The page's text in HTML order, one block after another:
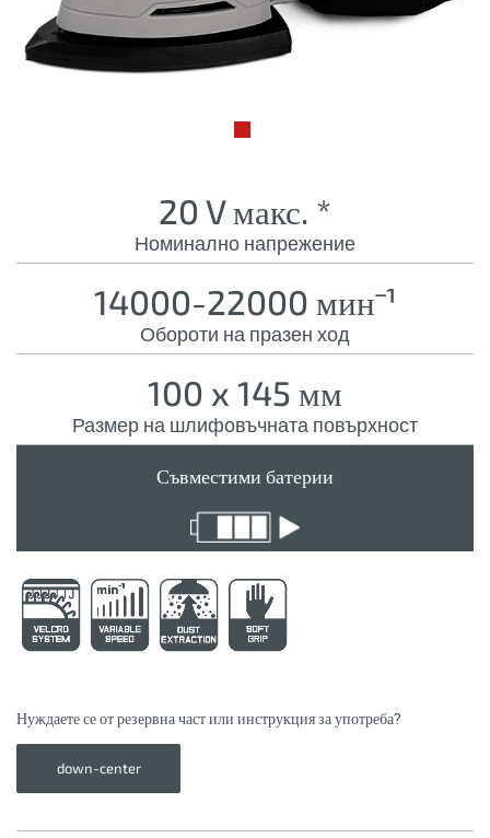
20 V макс. *
Номинално напрежение
14000-22000 минˉ¹
Обороти на празен ход
100 x 145 мм
Размер на шлифовъчната повърхност
Съвместими батерии
Нуждаете се от резервна част или инструкция за употреба?
down-center